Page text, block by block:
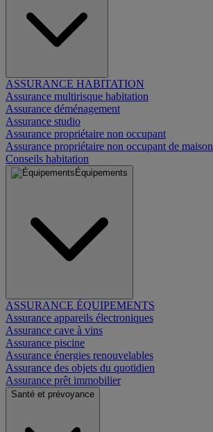
ASSURANCE HABITATION
Assurance multirisque habitation
Assurance déménagement
Assurance studio
Assurance propriétaire non occupant
Assurance propriétaire non occupant de maison
Conseils habitation
Équipements
ASSURANCE ÉQUIPEMENTS
Assurance appareils électroniques
Assurance cave à vins
Assurance piscine
Assurance énergies renouvelables
Assurance des objets du quotidien
Assurance prêt immobilier
Santé et prévoyance